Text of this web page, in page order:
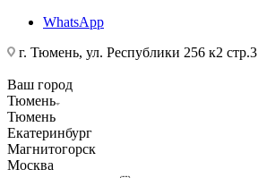
WhatsApp
г. Тюмень, ул. Республики 256 к2 стр.3
Ваш город
Тюмень
Тюмень
Екатеринбург
Магнитогорск
Москва